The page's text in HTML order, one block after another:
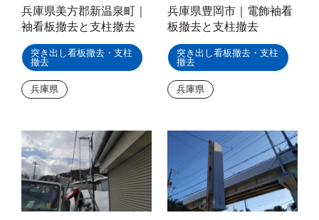
兵庫県美方郡新温泉町｜
袖看板撤去と支柱撤去
突き出し看板撤去・支柱
撤去
兵庫県
兵庫県豊岡市｜電飾袖看
板撤去と支柱撤去
突き出し看板撤去・支柱
撤去
兵庫県